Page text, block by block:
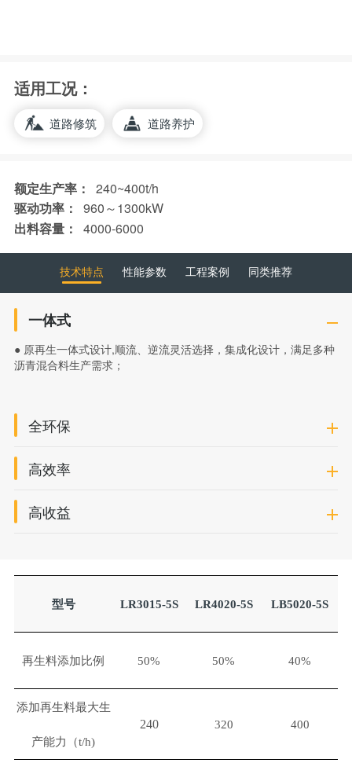
适用工况：
道路修筑 道路养护
额定生产率：
240~400t/h
驱动功率：
960～1300kW
出料容量：
4000-6000
技术特点 性能参数 工程案例 同类推荐
一体式
● 原再生一体式设计,顺流、逆流灵活选择，集成化设计，满足多种
沥青混合料生产需求；
全环保
高效率
高收益
型号 LR3015-5S LR4020-5S LB5020-5S
再生料添加比例 50% 50% 40%
添加再生料最大生
产能力（t/h)
240 320 400